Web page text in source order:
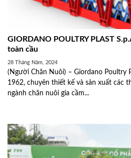
GIORDANO POULTRY PLAST
toàn cầu
28 Tháng Năm, 2024
(Người Chăn Nuôi) – Giordano Poultry
1962, chuyên thiết kế và sản xuất các
ngành chăn nuôi gia cầm...